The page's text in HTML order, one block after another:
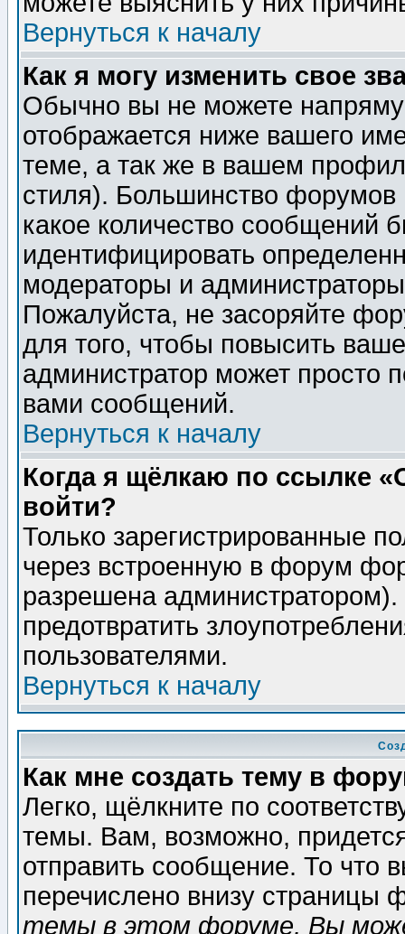
Вернуться к началу
Как я могу изменить свое
Обычно вы не можете
отображается ниже вашего
теме, а так же в вашем
стиля). Большинство форумов
какое количество сообщений
идентифицировать
модераторы и
Пожалуйста, не засоряйте
для того, чтобы повысить
администратор может просто
вами сообщений.
Вернуться к началу
Когда я щёлкаю по ссылке
войти?
Только зарегистрированные
через встроенную в форум
разрешена
предотвратить
пользователями.
Вернуться к началу
Как мне создать тему в
Легко, щёлкните по
темы. Вам, возможно,
отправить сообщение. То что
перечислено внизу страницы
темы в этом форуме, Вы